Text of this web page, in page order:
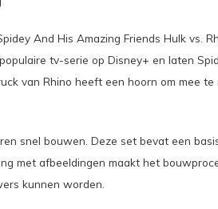
And His Amazing Friends Hulk vs.
tv-serie op Disney+ en laten
van Rhino heeft een hoorn om mee
snel bouwen. Deze set bevat een
met afbeeldingen maakt het
kunnen worden.